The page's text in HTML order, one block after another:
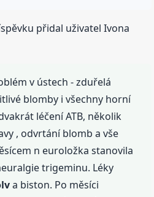
přidal uživatel Ivona
v ústech - zduřelá
blomby i všechny horní
léčení ATB, několik
, odvrtání blomb a vše
n euroložka stanovila
trigeminu. Léky
a biston. Po měsíci